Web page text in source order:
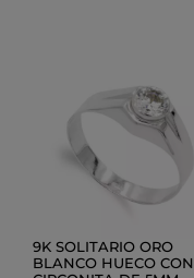
9K SOLITARIO ORO
BLANCO HUECO CON